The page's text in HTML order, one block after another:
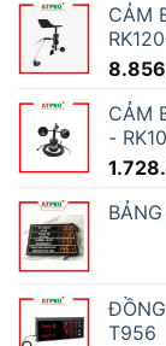
CẢM
CẢM
-
T956